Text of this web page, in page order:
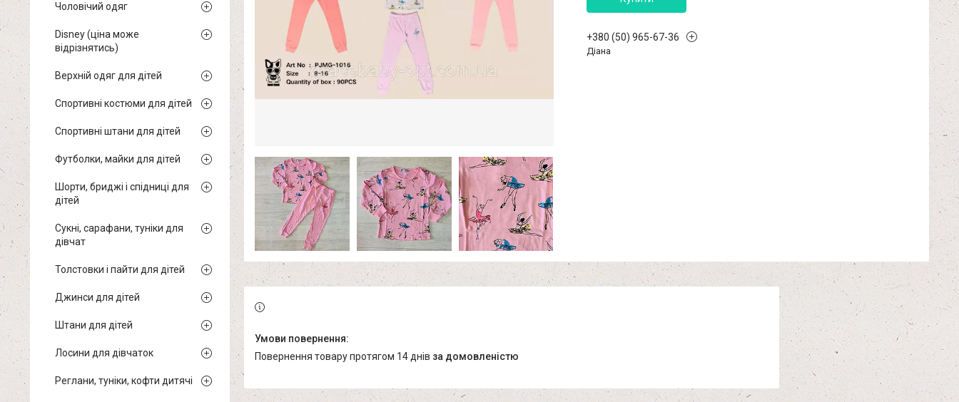
+380 (50) 965-67-36
Діана
повернення товару протягом 14 днів за домовленістю
Чоловічий одяг
Disney (ціна може
відрізнятись)
Верхній одяг для дітей
Спортивні костюми для дітей
Спортивні штани для дітей
Футболки, майки для дітей
Шорти, бриджі і спідниці для
дітей
Сукні, сарафани, туніки для
дівчат
Толстовки і пайти для дітей
Джинси для дітей
Штани для дітей
Лосини для дівчаток
Реглани, туніки, кофти дитячі